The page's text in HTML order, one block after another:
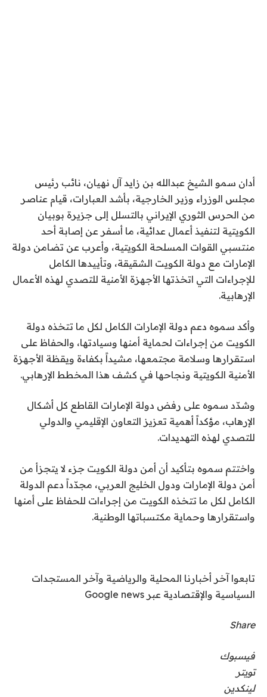
أدان سمو الشيخ عبدالله بن زايد آل نهيان، نائب رئيس
مجلس الوزراء وزير الخارجية، بأشد العبارات، قيام عناصر
من الحرس الثوري الإيراني بالتسلل إلى جزيرة بوبيان
الكويتية لتنفيذ أعمال عدائية، ما أسفر عن إصابة أحد
منتسبي القوات المسلحة الكويتية، وأعرب عن تضامن دولة
الإمارات مع دولة الكويت الشقيقة، وتأييدها الكامل
للإجراءات التي اتخذتها الأجهزة الأمنية للتصدي لهذه الأعمال
الإرهابية.
وأكد سموه دعم دولة الإمارات الكامل لكل ما تتخذه دولة
الكويت من إجراءات لحماية أمنها وسيادتها، والحفاظ على
استقرارها وسلامة مجتمعها، مشيداً بكفاءة ويقظة الأجهزة
الأمنية الكويتية ونجاحها في كشف هذا المخطط الإرهابي.
وشدّد سموه على رفض دولة الإمارات القاطع كل أشكال
الإرهاب، مؤكداً أهمية تعزيز التعاون الإقليمي والدولي
للتصدي لهذه التهديدات.
واختتم سموه بتأكيد أن أمن دولة الكويت جزء لا يتجزأ من
أمن دولة الإمارات ودول الخليج العربي، مجدّداً دعم الدولة
الكامل لكل ما تتخذه الكويت من إجراءات للحفاظ على أمنها
واستقرارها وحماية مكتسباتها الوطنية.
تابعوا آخر أخبارنا المحلية والرياضية وآخر المستجدات
السياسية والإقتصادية عبر Google news
Share
فيسبوك
تويتر
لينكدين